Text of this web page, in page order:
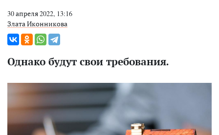
30 апреля 2022, 13:16
Злата Иконникова
Однако будут свои требования.